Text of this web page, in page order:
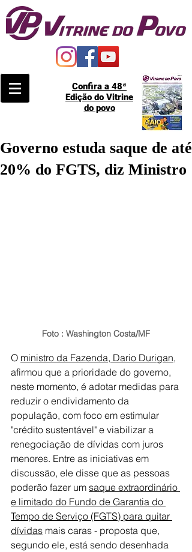
Confira a 48ª
Edição do Vitrine
do povo
Governo estuda saque de até
20% do FGTS, diz Ministro
Foto : Washington Costa/MF
O ministro da Fazenda, Dario Durigan,
afirmou que a prioridade do governo,
neste momento, é adotar medidas para
reduzir o endividamento da
população, com foco em estimular
"crédito sustentável" e viabilizar a
renegociação de dívidas com juros
menores. Entre as iniciativas em
discussão, ele disse que as pessoas
poderão fazer um saque extraordinário
e limitado do Fundo de Garantia do
Tempo de Serviço (FGTS) para quitar
dívidas mais caras - proposta que,
segundo ele, está sendo desenhada